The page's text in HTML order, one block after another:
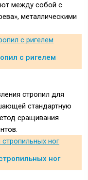
между собой с
металлическими
с ригелем
стропил для
стандартную
сращивания
ног